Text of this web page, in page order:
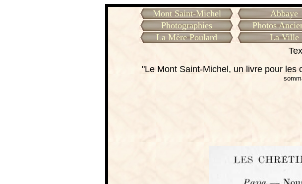
Mont Saint-Michel Abbaye
Photographies
Photos
La Mère Poulard
La Ville
"Le Mont Saint-Michel, un livre pour les